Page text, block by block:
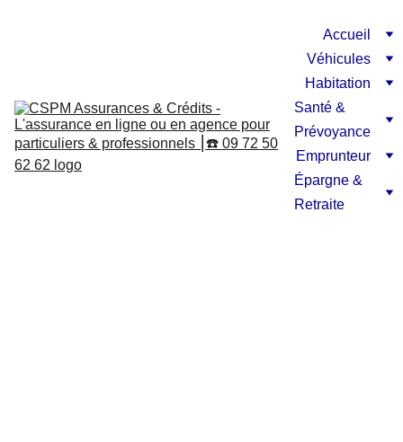
Accueil
Véhicules
Habitation
Santé &
Prévoyance
Emprunteur
Épargne &
Retraite